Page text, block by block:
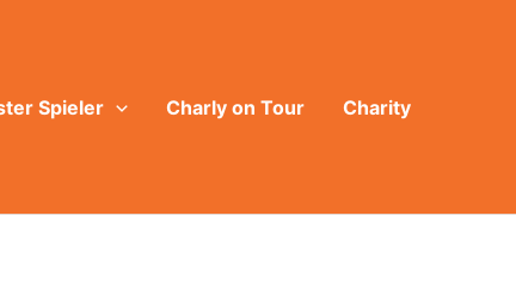
Spieler Charly on Tour Charity